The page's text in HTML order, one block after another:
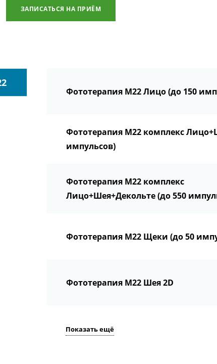
ЗАПИСАТЬСЯ НА ПРИЁМ
Фототерапия М22 Лицо (до 150
Фототерапия М22 комплекс
импульсов)
Фототерапия М22 комплекс
Лицо+Шея+Декольте (до 550
Фототерапия М22 Щеки (до 50
Фототерапия М22 Шея 2D
Показать ещё